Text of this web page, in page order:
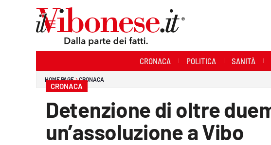
CRONACA POLITICA SANITÀ
HOME PAGE CRONACA
CRONACA
Detenzione di oltre
un’assoluzione a Vibo